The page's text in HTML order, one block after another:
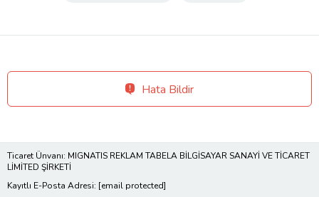
Hata Bildir
Ticaret Ünvanı: MIGNATIS REKLAM TABELA BİLGİSAYAR SANAYİ VE TİCARET
LİMİTED ŞİRKETİ
Kayıtlı E-Posta Adresi: [email protected]